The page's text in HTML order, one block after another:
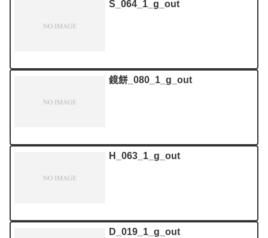
S_064_1_g_out
鏡餅_080_1_g_out
H_063_1_g_out
D_019_1_g_out